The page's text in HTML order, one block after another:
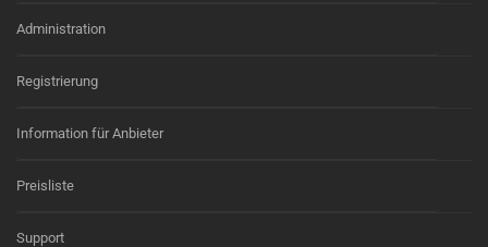
Administration
Registrierung
Information für Anbieter
Preisliste
Support